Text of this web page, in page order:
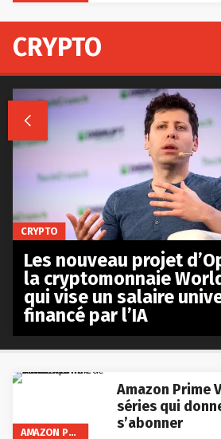
AMAZON PRIME VIDEO
Amazon Prime
séries qui
s’abonner
CRYPTO

CRYPTO
Les nouveau projet
la cryptomonnaie
qui vise un salaire
financé par l’IA